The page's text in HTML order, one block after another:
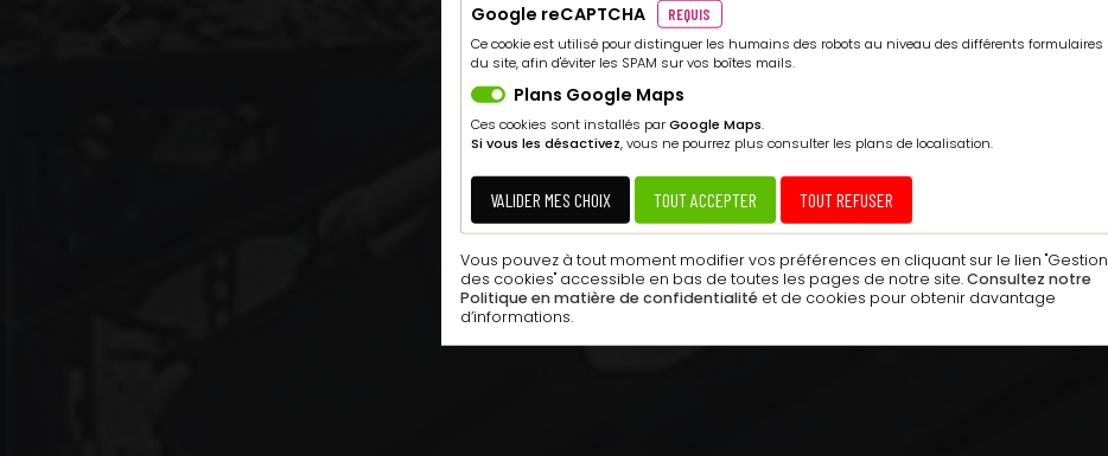
Google reCAPTCHA
REQUIS
Ce cookie est utilisé pour distinguer les humains des robots au niveau des différents formulaires
du site, afin d'éviter les SPAM sur vos boîtes mails.
Plans Google Maps
Ces cookies sont installés parGoogle Maps.
Si vous les désactivez, vous ne pourrez plus consulter les plans de localisation.
VALIDER MES CHOIX TOUT ACCEPTER TOUT REFUSER
Vous pouvez à tout moment modifier vos préférences en cliquant sur le lien "Gestion
des cookies" accessible en bas de toutes les pages de notre site. Consultez notre
Politique en matière de confidentialité et de cookies pour obtenir davantage
d’informations.